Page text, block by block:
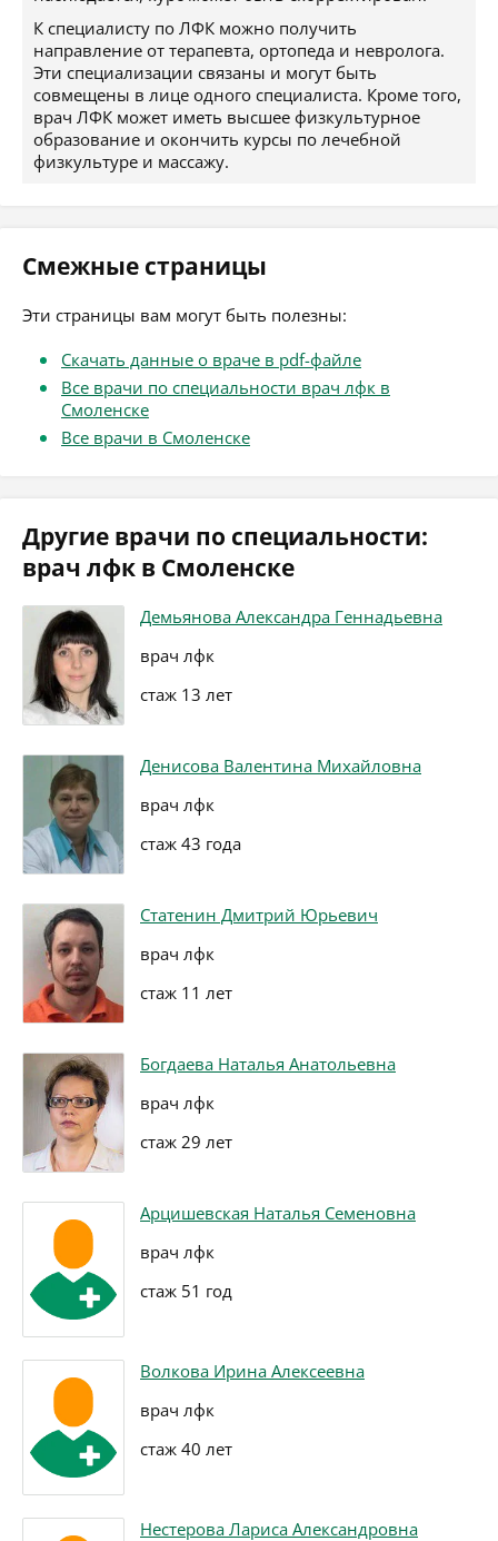
К специалисту по ЛФК можно получить
направление от терапевта, ортопеда и невролога.
Эти специализации связаны и могут быть
совмещены в лице одного специалиста. Кроме того,
врач ЛФК может иметь высшее физкультурное
образование и окончить курсы по лечебной
физкультуре и массажу.
Смежные страницы
Эти страницы вам могут быть полезны:
Скачать данные о враче в pdf-файле
Все врачи по специальности врач лфк в
Смоленске
Все врачи в Смоленске
Другие врачи по специальности:
врач лфк в Смоленске
Демьянова Александра Геннадьевна
врач лфк
стаж 13 лет
Денисова Валентина Михайловна
врач лфк
стаж 43 года
Статенин Дмитрий Юрьевич
врач лфк
стаж 11 лет
Богдаева Наталья Анатольевна
врач лфк
стаж 29 лет
Арцишевская Наталья Семеновна
врач лфк
стаж 51 год
Волкова Ирина Алексеевна
врач лфк
стаж 40 лет
Нестерова Лариса Александровна